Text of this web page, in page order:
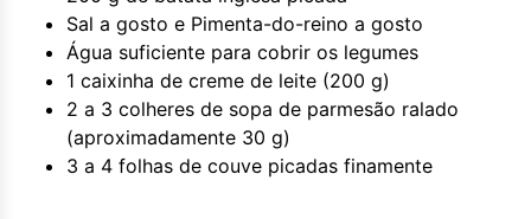
Sal a gosto e Pimenta-do-reino a gosto
Água suficiente para cobrir os legumes
1 caixinha de creme de leite (200 g)
2 a 3 colheres de sopa de parmesão ralado
(aproximadamente 30 g)
3 a 4 folhas de couve picadas finamente